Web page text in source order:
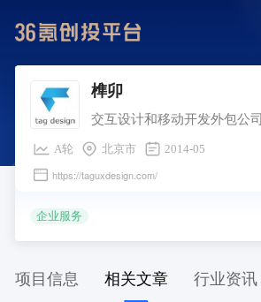
榫卯
交互设计和移动开发外包公司
A轮 北京市 2014-05
https://taguxdesign.com/
企业服务
项目信息 相关文章 行业资讯